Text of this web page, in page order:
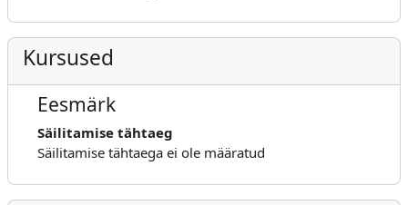
Kursused
Eesmärk
Säilitamise tähtaeg
Säilitamise tähtaega ei ole määratud